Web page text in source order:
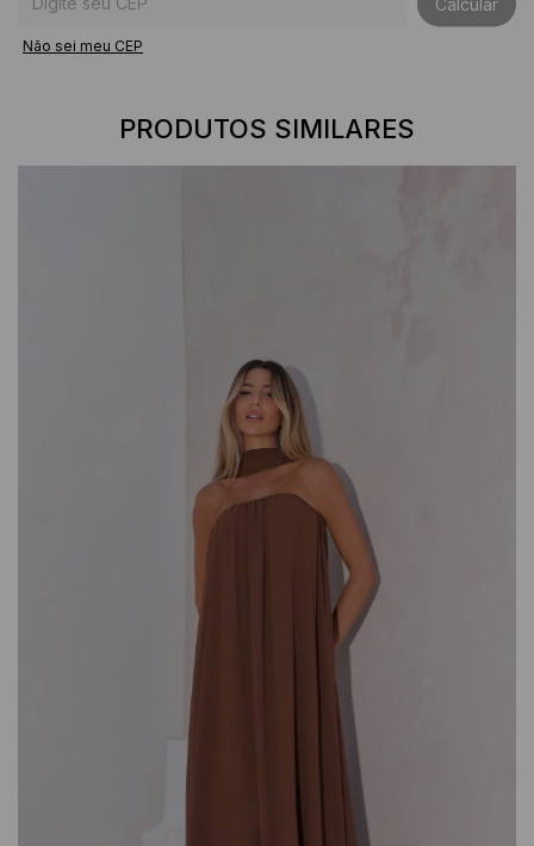
Não sei meu CEP
PRODUTOS SIMILARES